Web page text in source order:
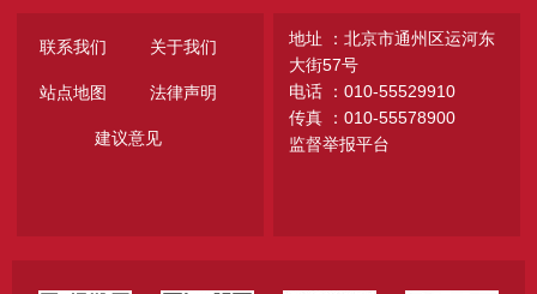
联系我们 关于我们
站点地图 法律声明
建议意见
地址 ：北京市通州区运河东
大街57号
电话 ：010-55529910
传真 ：010-55578900
监督举报平台